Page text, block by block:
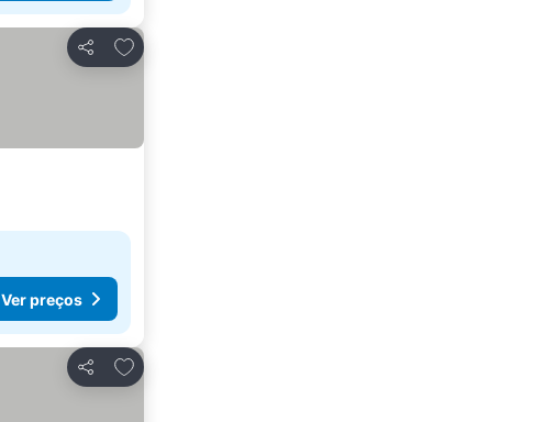
Partilhar
Adicionar aos favoritos
Ver preços
Partilhar
Adicionar aos favoritos